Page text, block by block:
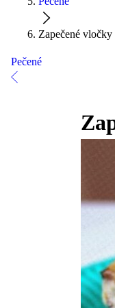
Zapečené vločky
Pečené